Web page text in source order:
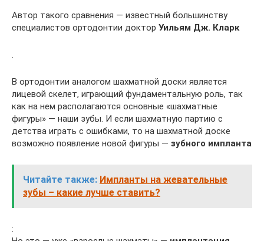
Автор такого сравнения — известный большинству
специалистов ортодонтии доктор Уильям Дж. Кларк
В ортодонтии аналогом шахматной доски является
лицевой скелет, играющий фундаментальную роль, так
как на нем располагаются основные «шахматные
фигуры» — наши зубы. И если шахматную партию с
детства играть с ошибками, то на шахматной доске
возможно появление новой фигуры — зубного импланта
Читайте также: Импланты на жевательные
зубы – какие лучше ставить?
: